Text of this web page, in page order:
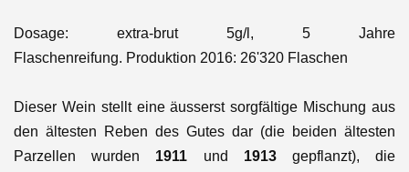
Dosage: extra-brut 5g/l, 5 Jahre
Flaschenreifung. Produktion 2016: 26'320 Flaschen
Dieser Wein stellt eine äusserst sorgfältige Mischung aus
den ältesten Reben des Gutes dar (die beiden ältesten
Parzellen wurden 1911 und 1913 gepflanzt), die